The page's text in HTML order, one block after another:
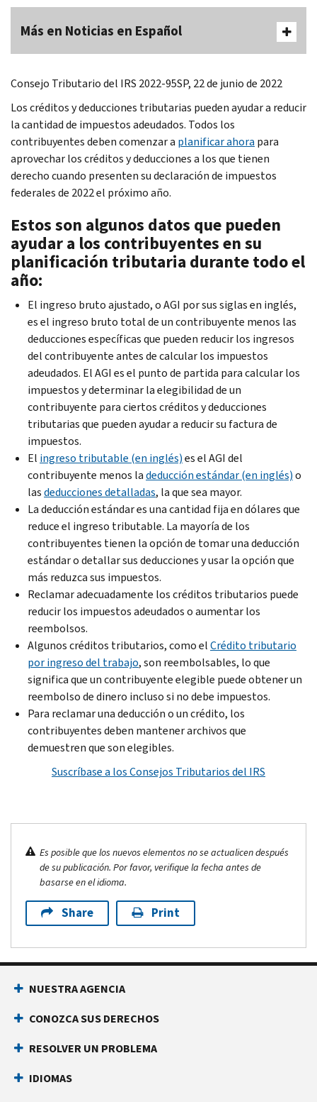
Más en Noticias en Español
Consejo Tributario del IRS 2022-95SP, 22 de junio de 2022
Los créditos y deducciones tributarias pueden ayudar a reducir
la cantidad de impuestos adeudados. Todos los
contribuyentes deben comenzar a planificar ahora para
aprovechar los créditos y deducciones a los que tienen
derecho cuando presenten su declaración de impuestos
federales de 2022 el próximo año.
Estos son algunos datos que pueden
ayudar a los contribuyentes en su
planificación tributaria durante todo el
año:
El ingreso bruto ajustado, o AGI por sus siglas en inglés,
es el ingreso bruto total de un contribuyente menos las
deducciones específicas que pueden reducir los ingresos
del contribuyente antes de calcular los impuestos
adeudados. El AGI es el punto de partida para calcular los
impuestos y determinar la elegibilidad de un
contribuyente para ciertos créditos y deducciones
tributarias que pueden ayudar a reducir su factura de
impuestos.
El ingreso tributable (en inglés)es el AGI del
contribuyente menos ladeducción estándar (en inglés)o
lasdeducciones detalladas, la que sea mayor.
La deducción estándar es una cantidad fija en dólares que
reduce el ingreso tributable. La mayoría de los
contribuyentes tienen la opción de tomar una deducción
estándar o detallar sus deducciones y usar la opción que
más reduzca sus impuestos.
Reclamar adecuadamente los créditos tributarios puede
reducir los impuestos adeudados o aumentar los
reembolsos.
Algunos créditos tributarios, como elCrédito tributario
por ingreso del trabajo, son reembolsables, lo que
significa que un contribuyente elegible puede obtener un
reembolso de dinero incluso si no debe impuestos.
Para reclamar una deducción o un crédito, los
contribuyentes deben mantener archivos que
demuestren que son elegibles.
Suscríbase a los Consejos Tributarios del IRS
Es posible que los nuevos elementos no se actualicen después
de su publicación. Por favor, verifique la fecha antes de
basarse en el idioma.
Share Print
NUESTRA AGENCIA
CONOZCA SUS DERECHOS
RESOLVER UN PROBLEMA
IDIOMAS